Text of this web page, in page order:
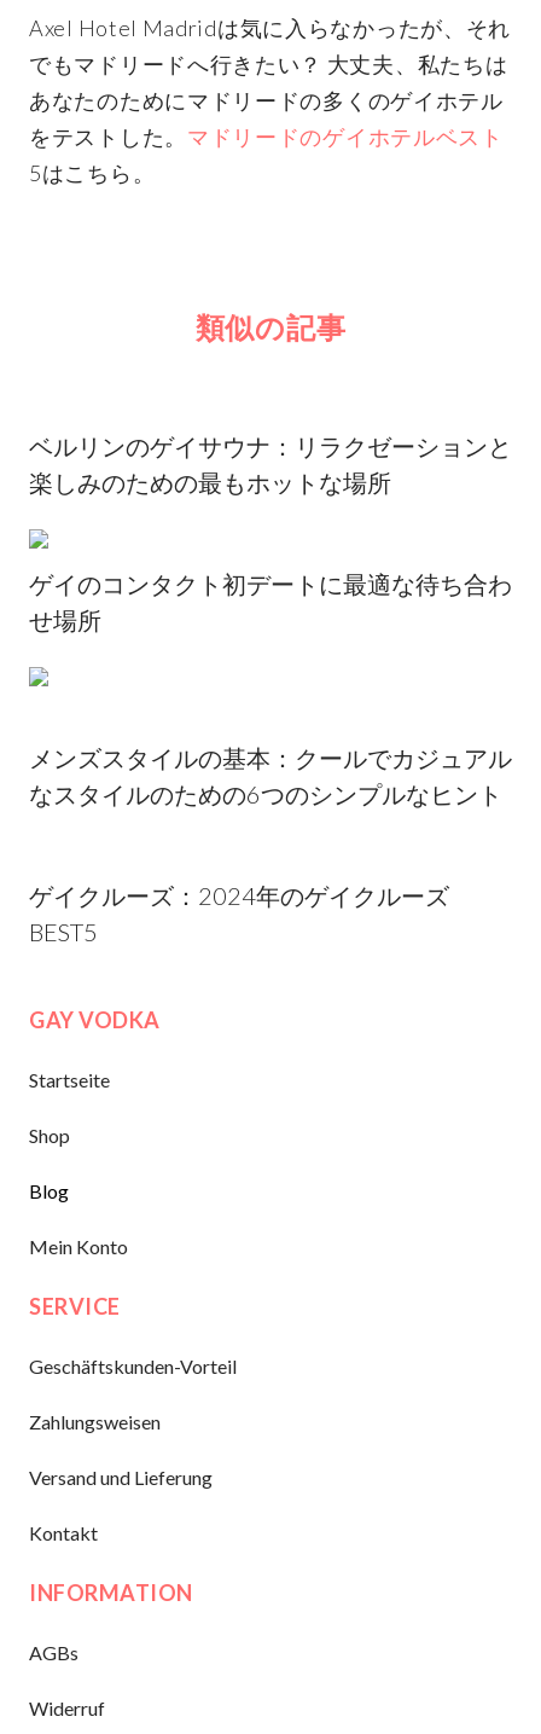
Axel Hotel Madridは気に入らなかったが、それ
でもマドリードへ行きたい？ 大丈夫、私たちは
あなたのためにマドリードの多くのゲイホテル
をテストした。 マドリードのゲイホテルベスト
5はこちら。
類似の記事
ベルリンのゲイサウナ：リラクゼーションと
楽しみのための最もホットな場所
ゲイのコンタクト初デートに最適な待ち合わ
せ場所
メンズスタイルの基本：クールでカジュアル
なスタイルのための6つのシンプルなヒント
ゲイクルーズ：2024年のゲイクルーズ
BEST5
GAY VODKA
Startseite
Shop
Blog
Mein Konto
SERVICE
Geschäftskunden-Vorteil
Zahlungsweisen
Versand und Lieferung
Kontakt
INFORMATION
AGBs
Widerruf